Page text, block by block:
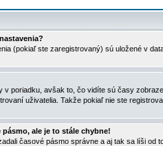
(pokiaľ ste zaregistrovaný) sú uložené v
v poriadku, avšak to, čo vidíte sú časy
uživatelia. Takže pokiaľ nie ste
ale je to stále chybne!
časové pásmo správne a aj tak sa líši od